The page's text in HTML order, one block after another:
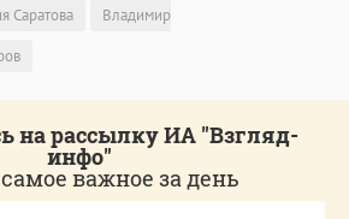
Саратова
Владимир
на рассылку ИА "Взгляд-
инфо"
важное за день